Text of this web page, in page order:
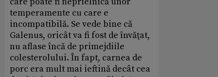
temperamente cu care e
incompatibilă. Se vede bine că
Galenus, oricât va fi fost de învăţat,
nu aflase încă de primejdiile
colesterolului. În fapt, carnea de
porc era mult mai ieftină decât cea